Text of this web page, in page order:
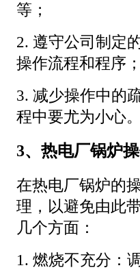
等；
2. 遵守公司制定
操作流程和程序；
3. 减少操作中的
程中要尤为小心。
3、热电厂锅炉
在热电厂锅炉的
理，以避免由此
几个方面：
1. 燃烧不充分：